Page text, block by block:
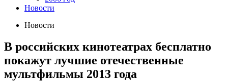
Новости
Новости
В российских кинотеатрах бесплатно
покажут лучшие отечественные
мультфильмы 2013 года